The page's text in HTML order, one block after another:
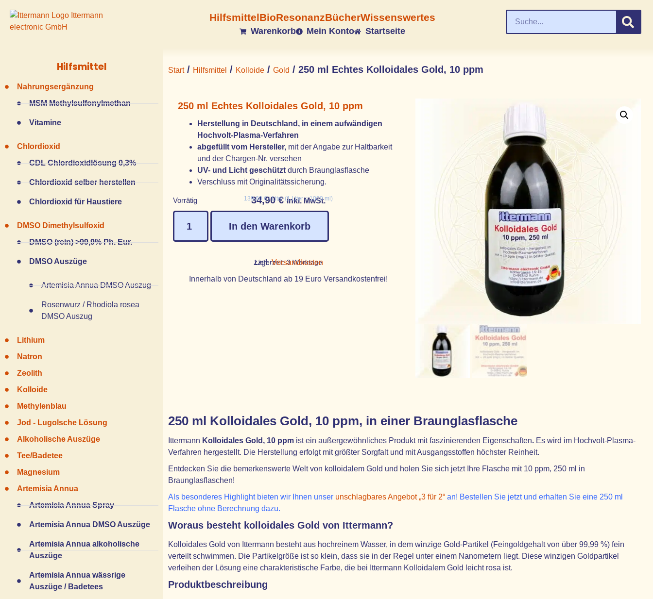
HilfsmittelBioResonanzBücherWissenswertes
Warenkorb Mein Konto Startseite
Hilfsmittel
Nahrungsergänzung
MSM Methylsulfonylmethan
Vitamine
Chlordioxid
CDL Chlordioxidlösung 0,3%
Chlordioxid selber herstellen
Chlordioxid für Haustiere
DMSO Dimethylsulfoxid
DMSO (rein) >99,9% Ph. Eur.
DMSO Auszüge
Artemisia Annua DMSO Auszug
Rosenwurz / Rhodiola rosea
DMSO Auszug
Lithium
Natron
Zeolith
Kolloide
Methylenblau
Jod - Lugolsche Lösung
Alkoholische Auszüge
Tee/Badetee
Magnesium
Artemisia Annua
Artemisia Annua Spray
Artemisia Annua DMSO Auszüge
Artemisia Annua alkoholische
Auszüge
Artemisia Annua wässrige
Auszüge / Badetees
Start/ Hilfsmittel / Kolloide / Gold / 250 ml Echtes Kolloidales Gold, 10 ppm
250 ml Echtes Kolloidales Gold, 10 ppm
Herstellung in Deutschland, in einem aufwändigen
Hochvolt-Plasma-Verfahren
abgefüllt vom Hersteller, mit der Angabe zur Haltbarkeit
und der Chargen-Nr. versehen
UV- und Licht geschützt durch Braunglasflasche
Verschluss mit Originalitätssicherung.
34,90€ inkl. MwSt.
139,60 €/Liter (1 Liter = 1000 ml)
Vorrätig
In den Warenkorb
Lieferzeit:3 Werktage
zzgl.Versandkosten
Innerhalb von Deutschland ab 19 Euro Versandkostenfrei!
250 ml Kolloidales Gold, 10 ppm, in einer Braunglasflasche
Ittermann Kolloidales Gold, 10 ppm ist ein außergewöhnliches Produkt mit faszinierenden Eigenschaften. Es wird im Hochvolt-Plasma-
Verfahren hergestellt. Die Herstellung erfolgt mit größter Sorgfalt und mit Ausgangsstoffen höchster Reinheit.
Entdecken Sie die bemerkenswerte Welt von kolloidalem Gold und holen Sie sich jetzt Ihre Flasche mit 10 ppm, 250 ml in
Braunglasflaschen!
Als besonderes Highlight bieten wir Ihnen unser unschlagbares Angebot „3 für 2“ an! Bestellen Sie jetzt und erhalten Sie eine 250 ml
Flasche ohne Berechnung dazu.
Woraus besteht kolloidales Gold von Ittermann?
Kolloidales Gold von Ittermann besteht aus hochreinem Wasser, in dem winzige Gold-Partikel (Feingoldgehalt von über 99,99 %) fein
verteilt schwimmen. Die Partikelgröße ist so klein, dass sie in der Regel unter einem Nanometern liegt. Diese winzigen Goldpartikel
verleihen der Lösung eine charakteristische Farbe, die bei Ittermann Kolloidalem Gold leicht rosa ist.
Produktbeschreibung